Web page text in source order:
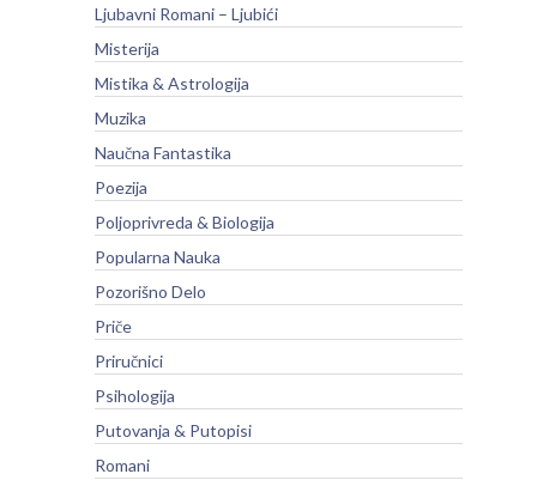
Ljubavni Romani – Ljubići
Misterija
Mistika & Astrologija
Muzika
Naučna Fantastika
Poezija
Poljoprivreda & Biologija
Popularna Nauka
Pozorišno Delo
Priče
Priručnici
Psihologija
Putovanja & Putopisi
Romani